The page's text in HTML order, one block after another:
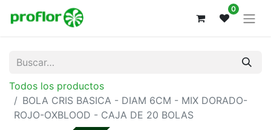
0
Todos los productos
BOLA CRIS BASICA - DIAM 6CM - MIX DORADO-
ROJO-OXBLOOD - CAJA DE 20 BOLAS